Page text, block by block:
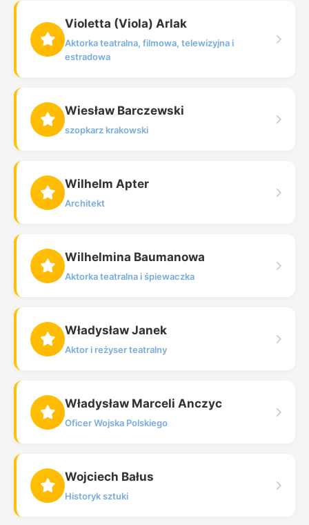
Violetta (Viola) Arlak
Aktorka teatralna, filmowa, telewizyjna i
estradowa
Wiesław Barczewski
szopkarz krakowski
Wilhelm Apter
Architekt
Wilhelmina Baumanowa
Aktorka teatralna i śpiewaczka
Władysław Janek
Aktor i reżyser teatralny
Władysław Marceli Anczyc
Oficer Wojska Polskiego
Wojciech Bałus
Historyk sztuki